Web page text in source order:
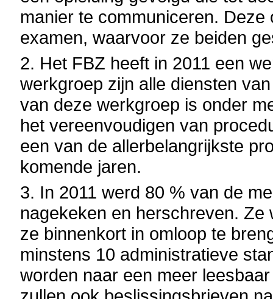
manier te communiceren.
examen, waarvoor ze beiden
2. Het FBZ heeft in 2011 een
werkgroep zijn alle diensten
van deze werkgroep is onder
het vereenvoudigen van
een van de allerbelangrijkste
komende jaren.
3. In 2011 werd 80 % van de
nagekeken en herschreven. Ze
ze binnenkort in omloop te
minstens 10 administratieve
worden naar een meer